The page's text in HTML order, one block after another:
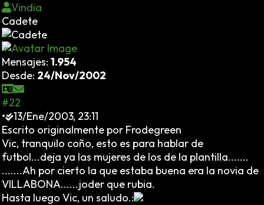
Vindia
Cadete
Mensajes: 1.954
Desde: 24/Nov/2002
#22
•
13/Ene/2003, 23:11
Escrito originalmente por Frodegreen
Vic, tranquilo coño, esto es para hablar de
futbol...deja ya las mujeres de los de la plantilla.......
.......Ah por cierto la que estaba buena era la novia de
VILLABONA......joder que rubia.
Hasta luego Vic, un saludo.: